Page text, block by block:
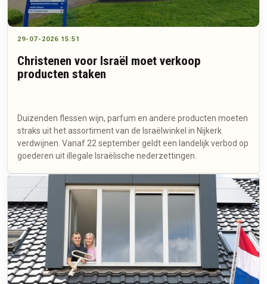
29-07-2026 15:51
Christenen voor Israël moet verkoop
producten staken
Duizenden flessen wijn, parfum en andere producten moeten
straks uit het assortiment van de Israëlwinkel in Nijkerk
verdwijnen. Vanaf 22 september geldt een landelijk verbod op
goederen uit illegale Israëlische nederzettingen.